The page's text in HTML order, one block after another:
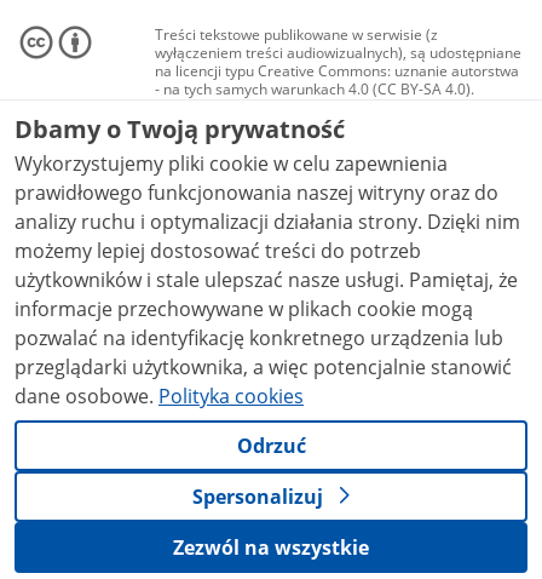
Treści tekstowe publikowane w serwisie (z
wyłączeniem treści audiowizualnych), są udostępniane
na licencji typu Creative Commons: uznanie autorstwa
- na tych samych warunkach 4.0 (CC BY-SA 4.0).
Materiały audiowizualne, w tym zdjęcia, materiały
audio i wideo, są udostępniane na licencji typu
Creative Commons: uznanie autorstwa użycie
niekomercyjne - bez utworów zależnych 4.0 (CC BY-
NC-ND 4.0), o ile nie jest to stwierdzone inaczej.
Dbamy o Twoją prywatność
Wykorzystujemy pliki cookie w celu zapewnienia
prawidłowego funkcjonowania naszej witryny oraz do
analizy ruchu i optymalizacji działania strony. Dzięki nim
możemy lepiej dostosować treści do potrzeb
użytkowników i stale ulepszać nasze usługi. Pamiętaj, że
informacje przechowywane w plikach cookie mogą
pozwalać na identyfikację konkretnego urządzenia lub
przeglądarki użytkownika, a więc potencjalnie stanowić
dane osobowe. Polityka cookies
Odrzuć
Spersonalizuj
Zezwól na wszystkie